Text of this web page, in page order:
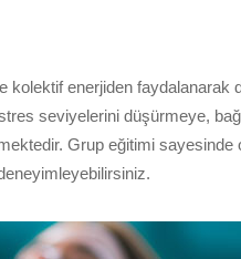
kolektif enerjiden faydalanarak
seviyelerini düşürmeye,
Grup eğitimi sayesinde